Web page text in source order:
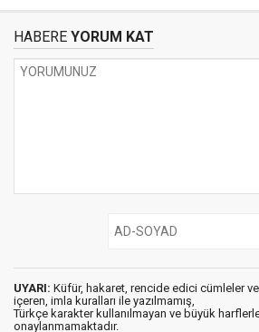
HABERE YORUM KAT
UYARI: Küfür, hakaret, rencide edici cümleler
içeren, imla kuralları ile yazılmamış,
Türkçe karakter kullanılmayan ve büyük
onaylanmamaktadır.